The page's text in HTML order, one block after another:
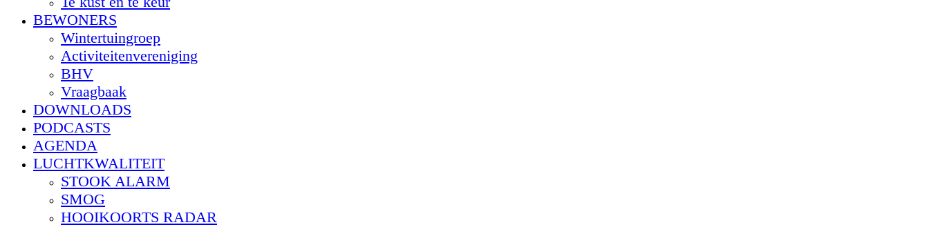
BEWONERS
Wintertuingroep
Activiteitenvereniging
BHV
Vraagbaak
DOWNLOADS
PODCASTS
AGENDA
LUCHTKWALITEIT
STOOK ALARM
SMOG
HOOIKOORTS RADAR